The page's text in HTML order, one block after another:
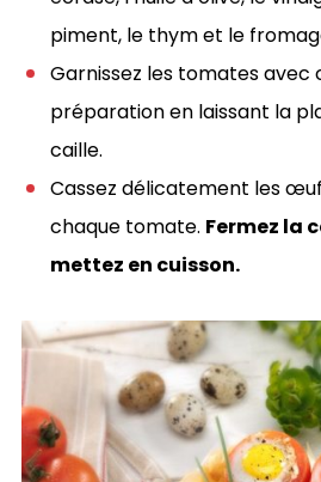
piment, le thym et le
Garnissez les tomates avec
préparation en laissant la
caille.
Cassez délicatement les
chaque tomate. Fermez la
mettez en cuisson.